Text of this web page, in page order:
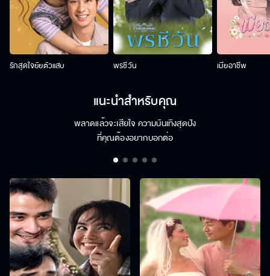
รักสุดใจยัยตัวแสบ พรชีวัน เมียอาชีพ
แนะนำสำหรับคุณ
พลาดแล้วจะเสียใจ ความบันเทิงสุดปัง
ที่คุณต้องอยากบอกต่อ